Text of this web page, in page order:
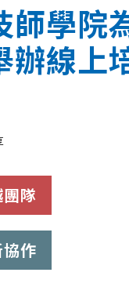
師學院
辦線上
隊
作